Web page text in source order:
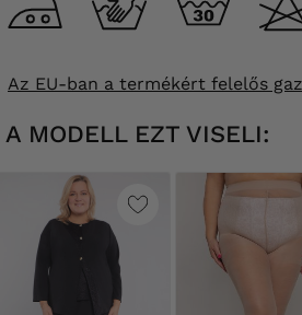
Az EU-ban a termékért felelős
A MODELL EZT VISELI: